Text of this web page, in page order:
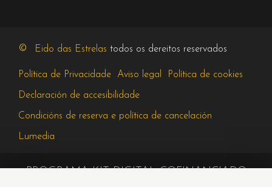
© Eido das Estrelas todos os dereitos reservados
Política de Privacidade Aviso legal Política de cookies
Declaración de accesibilidade
Condicións de reserva e política de cancelación
Lumedia
PROGRAMA KIT DIGITAL COFINANCIADO